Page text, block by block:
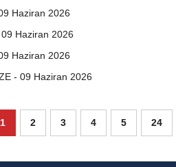
Haziran 2026
Haziran 2026
Haziran 2026
- 09 Haziran 2026
1 2 3 4 5 24